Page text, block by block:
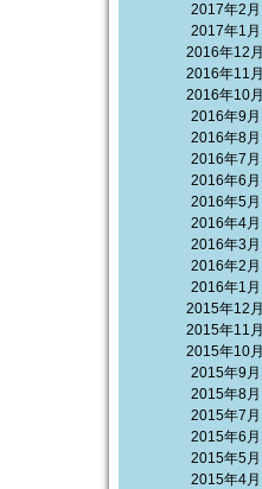
2017年2月
2017年1月
2016年12月
2016年11月
2016年10月
2016年9月
2016年8月
2016年7月
2016年6月
2016年5月
2016年4月
2016年3月
2016年2月
2016年1月
2015年12月
2015年11月
2015年10月
2015年9月
2015年8月
2015年7月
2015年6月
2015年5月
2015年4月